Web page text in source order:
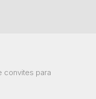
convites para